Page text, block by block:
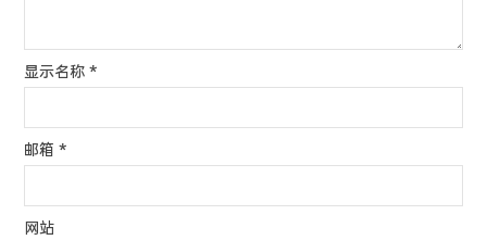
显示名称*
邮箱*
网站